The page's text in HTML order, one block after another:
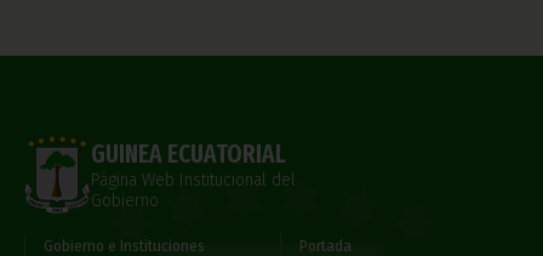
GUINEA ECUATORIAL
Página Web Institucional del
Gobierno
Gobierno e Instituciones
Portada